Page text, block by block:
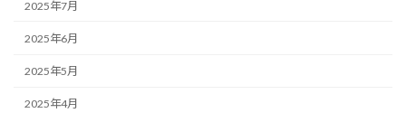
2025年7月
2025年6月
2025年5月
2025年4月